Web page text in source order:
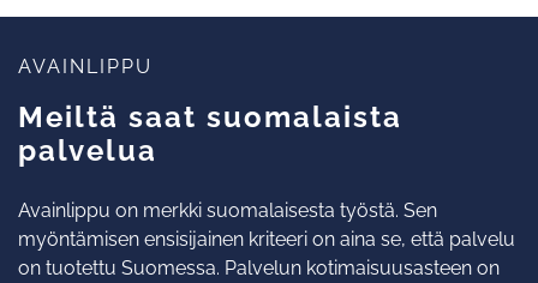
AVAINLIPPU
Meiltä saat suomalaista
palvelua
Avainlippu on merkki suomalaisesta työstä. Sen
myöntämisen ensisijainen kriteeri on aina se, että palvelu
on tuotettu Suomessa. Palvelun kotimaisuusasteen on